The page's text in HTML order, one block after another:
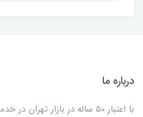
درباره ما
با اعتبار ۵۰ ساله در بازار تهران در خدمت مشتریان گرامی هستیم.